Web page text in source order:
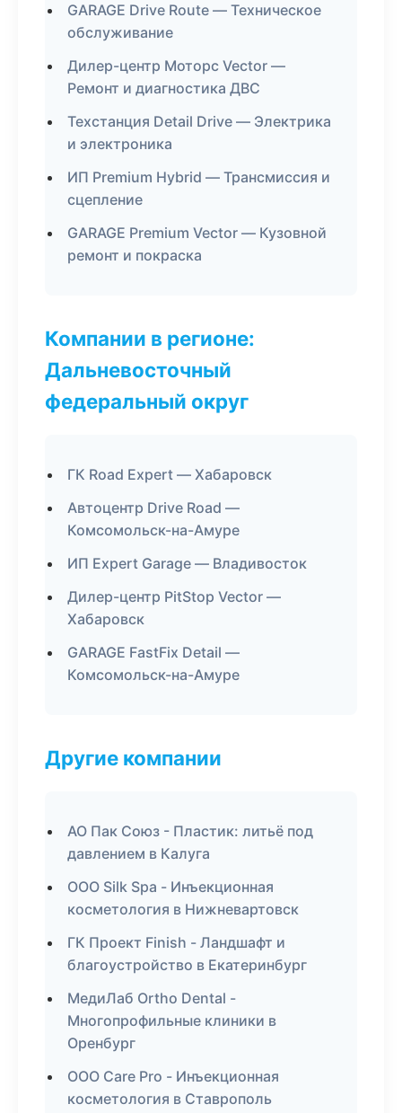
GARAGE Drive Route — Техническое
обслуживание
Дилер-центр Моторс Vector —
Ремонт и диагностика ДВС
Техстанция Detail Drive — Электрика
и электроника
ИП Premium Hybrid — Трансмиссия и
сцепление
GARAGE Premium Vector — Кузовной
ремонт и покраска
Компании в регионе:
Дальневосточный
федеральный округ
ГК Road Expert — Хабаровск
Автоцентр Drive Road —
Комсомольск-на-Амуре
ИП Expert Garage — Владивосток
Дилер-центр PitStop Vector —
Хабаровск
GARAGE FastFix Detail —
Комсомольск-на-Амуре
Другие компании
АО Пак Союз - Пластик: литьё под
давлением в Калуга
ООО Silk Spa - Инъекционная
косметология в Нижневартовск
ГК Проект Finish - Ландшафт и
благоустройство в Екатеринбург
МедиЛаб Ortho Dental -
Многопрофильные клиники в
Оренбург
ООО Care Pro - Инъекционная
косметология в Ставрополь